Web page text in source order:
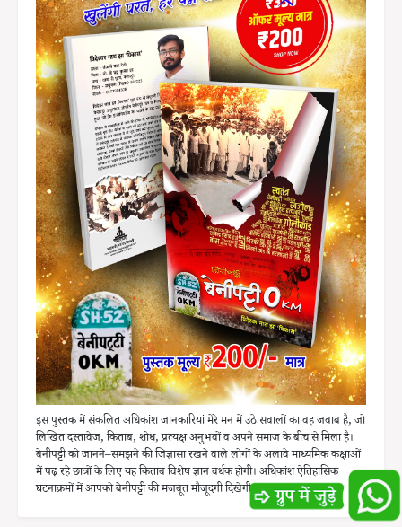
इस पुस्तक में संकलित अधिकांश जानकारियां मेरे मन में उठे सवालों का वह जवाब है, जो
लिखित दस्तावेज, किताब, शोध, प्रत्यक्ष अनुभवों व अपने समाज के बीच से मिला है।
बेनीपट्टी को जानने–समझने की जिज्ञासा रखने वाले लोगों के अलावे माध्यमिक कक्षाओं
में पढ़ रहे छात्रों के लिए यह किताब विशेष ज्ञान वर्धक होगी। अधिकांश ऐतिहासिक
घटनाक्रमों में आपको बेनीपट्टी की मजबूत मौजूदगी दिखेगी।